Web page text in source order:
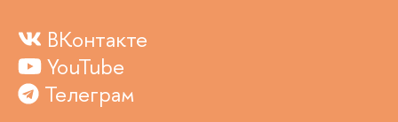
ВКонтакте
YouTube
Телеграм